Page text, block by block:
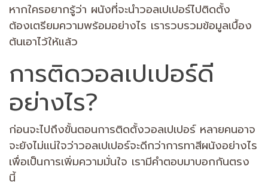
หากใครอยากรู้ว่า ผนังที่จะนำวอลเปเปอร์ไปติดตั้ง
ต้องเตรียมความพร้อมอย่างไร เรารวบรวมข้อมูลเบื้อง
ต้นเอาไว้ให้แล้ว
การติดวอลเปเปอร์ดี
อย่างไร?
ก่อนจะไปถึงขั้นตอนการติดตั้งวอลเปเปอร์ หลายคนอาจ
จะยังไม่แน่ใจว่าวอลเปเปอร์จะดีกว่าการทาสีผนังอย่างไร
เพื่อเป็นการเพิ่มความมั่นใจ เรามีคำตอบมาบอกกันตรง
นี้